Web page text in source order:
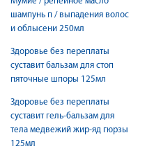
шампунь п / выпадения волос
и облысени 250мл
Здоровье без переплаты
суставит бальзам для стоп
пяточные шпоры 125мл
Здоровье без переплаты
суставит гель-бальзам для
тела медвежий жир-яд гюрзы
125мл